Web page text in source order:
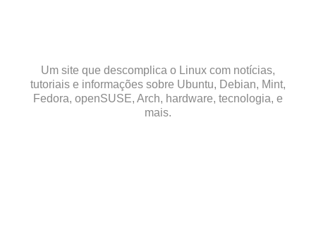
Um site que descomplica o Linux com notícias,
tutoriais e informações sobre Ubuntu, Debian, Mint,
Fedora, openSUSE, Arch, hardware, tecnologia, e
mais.